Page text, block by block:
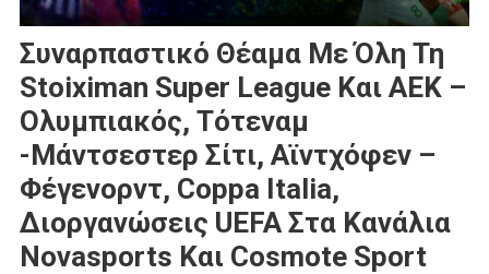
Συναρπαστικό Θέαμα Με Όλη Τη
Stoiximan Super League Και ΑΕΚ –
Ολυμπιακός, Τότεναμ
-Μάντσεστερ Σίτι, Αϊντχόφεν –
Φέγενορντ, Coppa Italia,
Διοργανώσεις UEFA Στα Κανάλια
Novasports Και Cosmote Sport